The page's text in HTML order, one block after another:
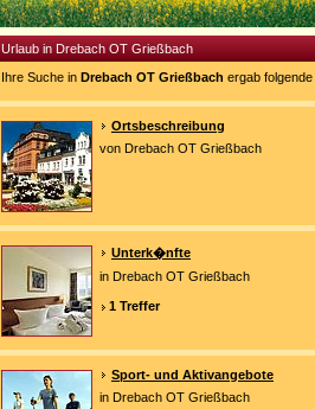
Urlaub in Drebach OT Grießbach
Ihre Suche in Drebach OT Grießbach ergab
Ortsbeschreibung
von Drebach OT Grießbach
Unterk�nfte
in Drebach OT Grießbach
1 Treffer
Sport- und Aktivangebote
in Drebach OT Grießbach